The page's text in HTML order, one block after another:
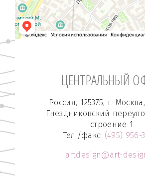
ЦЕНТРАЛЬНЫЙ
Россия, 125375, г.
Гнездниковский
строение 1
Тел./факс: (495) 956-
artdesign@art-